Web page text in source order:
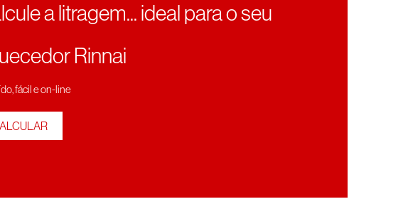
a litragem... ideal para o seu
Rinnai
fácil e on-line